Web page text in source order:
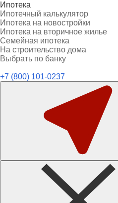
Ипотека
Ипотечный калькулятор
Ипотека на новостройки
Ипотека на вторичное жилье
Семейная ипотека
На строительство дома
Выбрать по банку
+7 (800) 101-0237